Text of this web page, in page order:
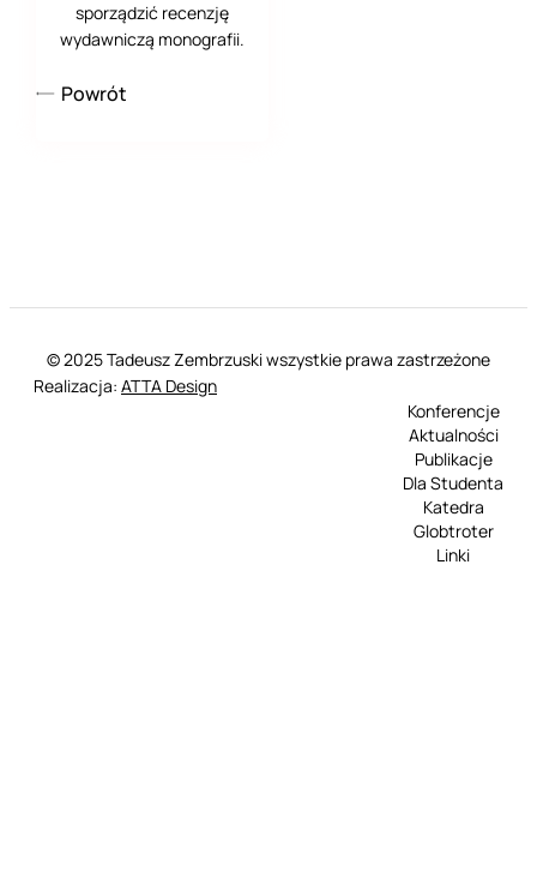
sporządzić recenzję
wydawniczą monografii.
Powrót
© 2025 Tadeusz Zembrzuski wszystkie prawa zastrzeżone
Realizacja: ATTA Design
Konferencje
Aktualności
Publikacje
Dla Studenta
Katedra
Globtroter
Linki